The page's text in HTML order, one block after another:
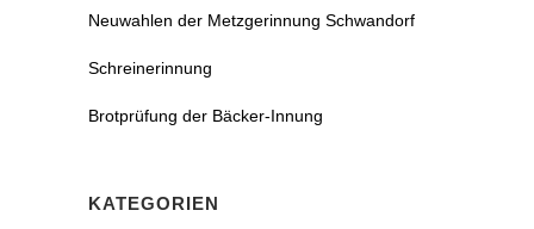
Neuwahlen der Metzgerinnung Schwandorf
Schreinerinnung
Brotprüfung der Bäcker-Innung
KATEGORIEN